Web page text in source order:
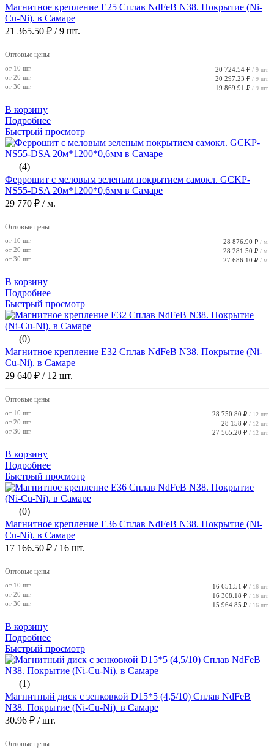
Магнитное крепление E25 Сплав NdFeB N38. Покрытие (Ni-
Cu-Ni). в Самаре
21 365.50 ₽ / 9 шт.
Оптовые цены
от 10 шт. 20 724.54 ₽ / 9 шт.
от 20 шт. 20 297.23 ₽ / 9 шт.
от 30 шт. 19 869.91 ₽ / 9 шт.
В корзину
Подробнее
Быстрый просмотр
(4)
Феррошит с меловым зеленым покрытием самокл. GCKP-
NS55-DSA 20м*1200*0,6мм в Самаре
29 770 ₽ / м.
Оптовые цены
от 10 шт. 28 876.90 ₽ / м.
от 20 шт. 28 281.50 ₽ / м.
от 30 шт. 27 686.10 ₽ / м.
В корзину
Подробнее
Быстрый просмотр
(0)
Магнитное крепление E32 Сплав NdFeB N38. Покрытие (Ni-
Cu-Ni). в Самаре
29 640 ₽ / 12 шт.
Оптовые цены
от 10 шт. 28 750.80 ₽ / 12 шт.
от 20 шт. 28 158 ₽ / 12 шт.
от 30 шт. 27 565.20 ₽ / 12 шт.
В корзину
Подробнее
Быстрый просмотр
(0)
Магнитное крепление E36 Сплав NdFeB N38. Покрытие (Ni-
Cu-Ni). в Самаре
17 166.50 ₽ / 16 шт.
Оптовые цены
от 10 шт. 16 651.51 ₽ / 16 шт.
от 20 шт. 16 308.18 ₽ / 16 шт.
от 30 шт. 15 964.85 ₽ / 16 шт.
В корзину
Подробнее
Быстрый просмотр
(1)
Магнитный диск с зенковкой D15*5 (4,5/10) Сплав NdFeB
N38. Покрытие (Ni-Cu-Ni). в Самаре
30.96 ₽ / шт.
Оптовые цены